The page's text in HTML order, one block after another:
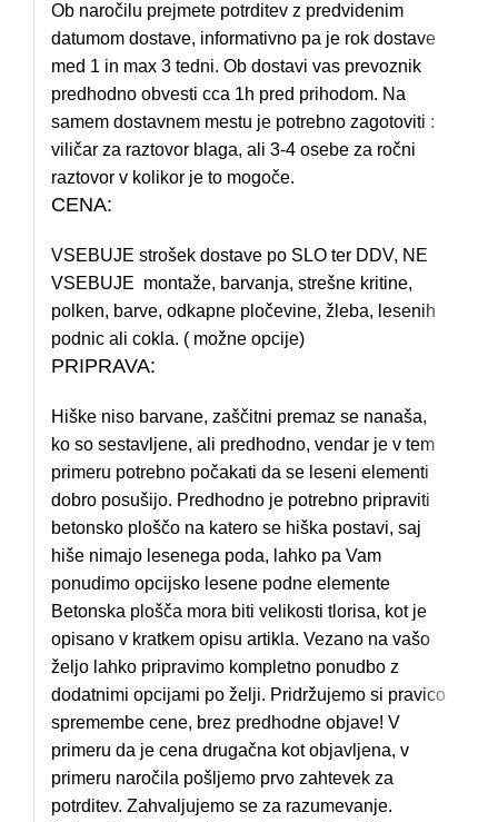
Ob naročilu prejmete potrditev z predvidenim
datumom dostave, informativno pa je rok dostave
med 1 in max 3 tedni. Ob dostavi vas prevoznik
predhodno obvesti cca 1h pred prihodom. Na
samem dostavnem mestu je potrebno zagotoviti :
viličar za raztovor blaga, ali 3-4 osebe za ročni
raztovor v kolikor je to mogoče.
CENA:
VSEBUJE strošek dostave po SLO ter DDV, NE
VSEBUJE montaže, barvanja, strešne kritine,
polken, barve, odkapne pločevine, žleba, lesenih
podnic ali cokla. ( možne opcije)
PRIPRAVA:
Hiške niso barvane, zaščitni premaz se nanaša,
ko so sestavljene, ali predhodno, vendar je v tem
primeru potrebno počakati da se leseni elementi
dobro posušijo. Predhodno je potrebno pripraviti
betonsko ploščo na katero se hiška postavi, saj
hiše nimajo lesenega poda, lahko pa Vam
ponudimo opcijsko lesene podne elemente
Betonska plošča mora biti velikosti tlorisa, kot je
opisano v kratkem opisu artikla. Vezano na vašo
željo lahko pripravimo kompletno ponudbo z
dodatnimi opcijami po želji. Pridržujemo si pravico
spremembe cene, brez predhodne objave! V
primeru da je cena drugačna kot objavljena, v
primeru naročila pošljemo prvo zahtevek za
potrditev. Zahvaljujemo se za razumevanje.